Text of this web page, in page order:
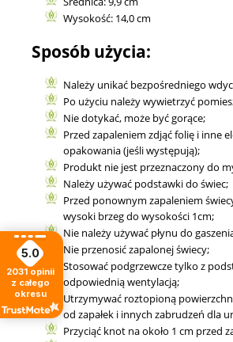
Wysokość: 14,0 cm
Sposób użycia:
Należy unikać bezpośredniego
Po użyciu należy wywietrzyć
Nie dotykać, może być gorące;
Przed zapaleniem zdjąć folię i inne
opakowania (jeśli występują);
Produkt nie jest przeznaczony do
Należy używać podstawki do świec;
Przed ponownym zapaleniem
wysoki brzeg do wysokości 1cm;
Nie należy używać płynu do
Nie przenosić zapalonej świecy;
Stosować podgrzewcze tylko z
odpowiednią wentylacją;
Utrzymywać roztopioną
od zapałek i innych zabrudzeń dla
Przyciąć knot na około 1 cm przed
5.0
2031 opinii
z całego
okresu